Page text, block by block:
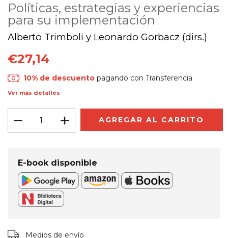
Políticas, estrategias y experiencias
para su implementación
Alberto Trimboli y Leonardo Gorbacz (dirs.)
€27,14
10% de descuento pagando con Transferencia
Ver más detalles
E-book disponible
Entregas para el CP:
Medios de envío